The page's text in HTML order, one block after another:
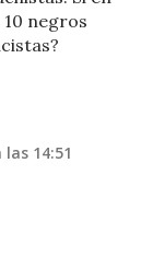
negros
14:51